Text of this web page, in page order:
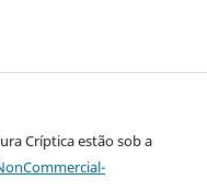
Críptica estão sob a